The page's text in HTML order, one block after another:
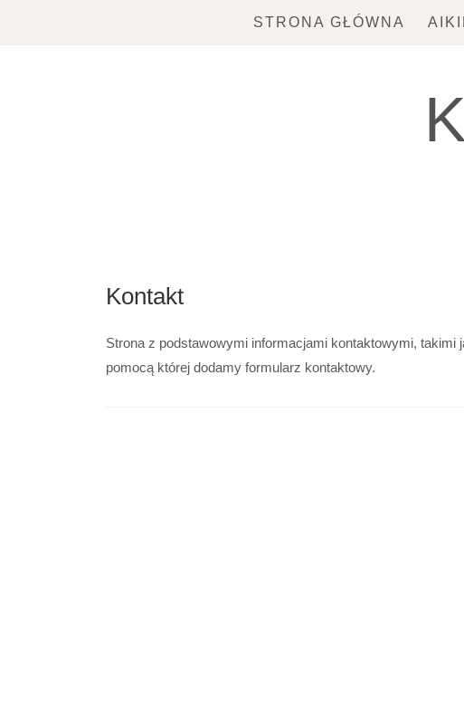
STRONA GŁÓWNA
Kontakt
Strona z podstawowymi informacjami kontaktowymi,
pomocą której dodamy formularz kontaktowy.